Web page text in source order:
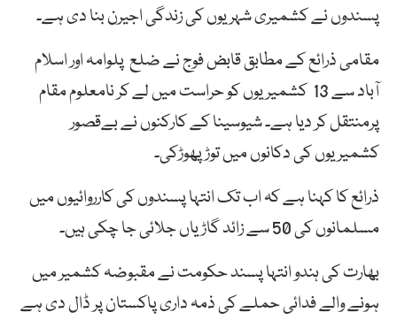
پسندوں نے کشمیری شہریوں کی زندگی اجیرن بنا دی ہے۔
مقامی ذرائع کے مطابق قابض فوج نے ضلع پلوامہ اور اسلام
آباد سے 13 کشمیریوں کو حراست میں لے کر نامعلوم مقام
پرمنتقل کر دیا ہے۔ شیوسینا کے کارکنوں نے بےقصور
کشمیریوں کی دکانوں میں توڑ پھوڑکی۔
ذرائع کا کہنا ہے کہ اب تک انتہا پسندوں کی کارروائیوں میں
مسلمانوں کی 50 سے زائد گاڑیاں جلائی جا چکی ہیں۔
بھارت کی ہندو انتہا پسند حکومت نے مقبوضہ کشمیر میں
ہونے والے فدائی حملے کی ذمہ داری پاکستان پر ڈال دی ہے